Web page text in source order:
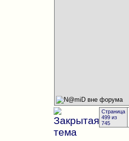
Страница
499 из
745